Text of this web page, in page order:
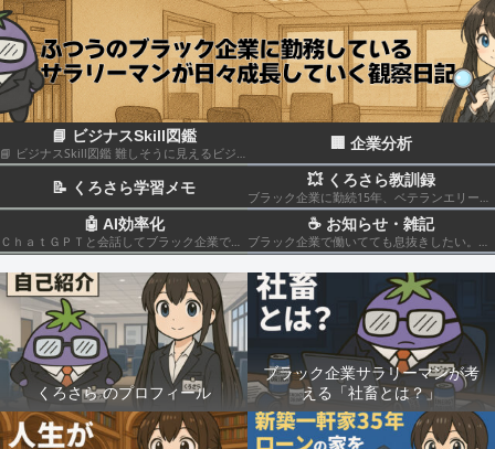
📘 ビジナスSkill図鑑
📘 ビジナスSkill図鑑 難しそうに見えるビジネススキルも、構造化して分解すれば実はカンタン！いろんなスキルの組み合わせだということがわかると思います このカテゴリでは仕事のスキルを“ナスでもわかる”レベルで図解＆やさしく柔らかく解説していきます🍆
🏢 企業分析
📝 くろさら学習メモ 💥 くろさら教訓録
ブラック企業に勤続15年、ベテランエリート社畜サラリーマンの経験を活かした日記です📗
🤖 AI効率化
ＣｈａｔＧＰＴと会話してブラック企業での疲れを癒やしたり、自己成長のための知見を広げる💻
☕ お知らせ・雑記
ブラック企業で働いてても息抜きしたい。。。
くろさら のプロフィール
ブラック企業サラリーマンが考
える「社畜とは？」